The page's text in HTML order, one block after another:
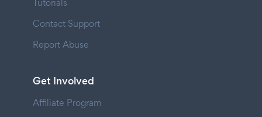
Tutorials
Contact Support
Report Abuse
Get Involved
Affiliate Program